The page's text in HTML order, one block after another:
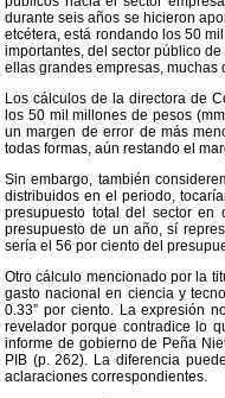
durante seis años se hicieron
etcétera, está rondando los 50
importantes, del sector público
ellas grandes empresas, muchas
Los cálculos de la directora de
los 50 mil millones de pesos
un margen de error de más
todas formas, aún restando el
Sin embargo, también
distribuidos en el periodo,
presupuesto total del sector
presupuesto de un año, sí
sería el 56 por ciento del
Otro cálculo mencionado por la
gasto nacional en ciencia y
0.33” por ciento. La expresión
revelador porque contradice lo
informe de gobierno de Peña
PIB (p. 262). La diferencia
aclaraciones correspondientes.